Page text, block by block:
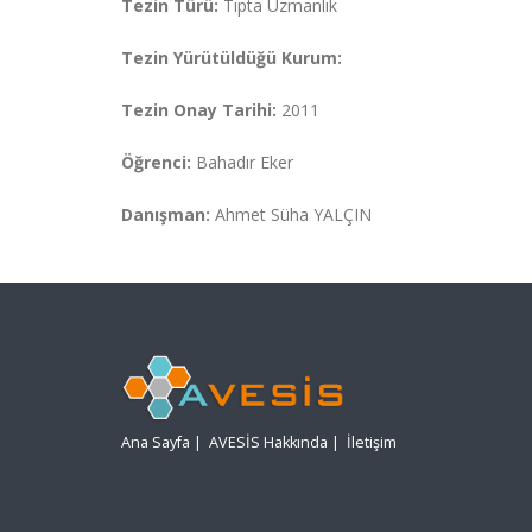
Tezin Türü: Tıpta Uzmanlık
Tezin Yürütüldüğü Kurum:
Tezin Onay Tarihi: 2011
Öğrenci: Bahadır Eker
Danışman: Ahmet Süha YALÇIN
Ana Sayfa | AVESİS Hakkında | İletişim